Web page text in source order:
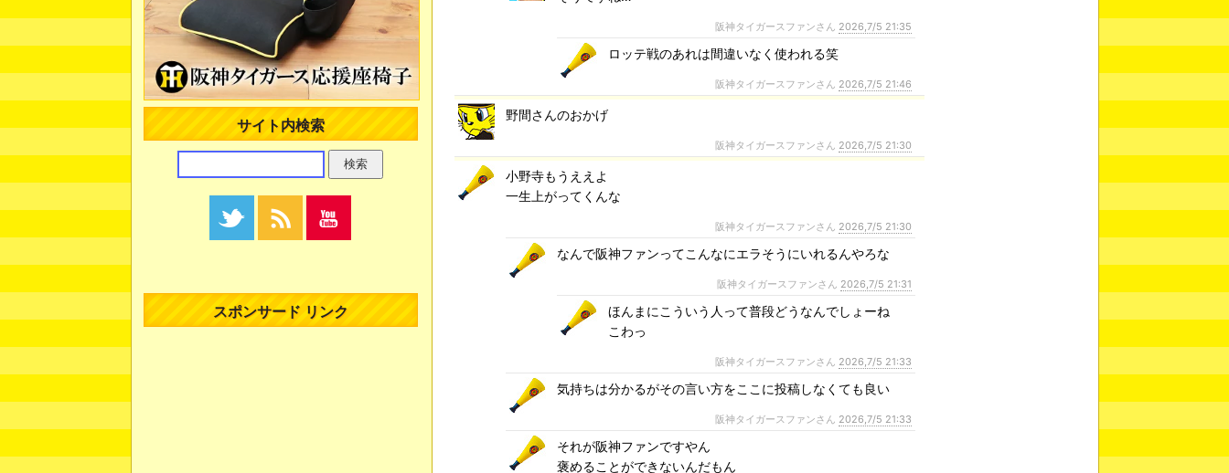
阪神タイガースファンさん 2026,7/5 21:35
ロッテ戦のあれは間違いなく使われる笑
阪神タイガースファンさん 2026,7/5 21:46
野間さんのおかげ
阪神タイガースファンさん 2026,7/5 21:30
小野寺もうええよ
一生上がってくんな
阪神タイガースファンさん 2026,7/5 21:30
なんで阪神ファンってこんなにエラそうにいれるんやろな
阪神タイガースファンさん 2026,7/5 21:31
ほんまにこういう人って普段どうなんでしょーね
こわっ
阪神タイガースファンさん 2026,7/5 21:33
気持ちは分かるがその言い方をここに投稿しなくても良い
阪神タイガースファンさん 2026,7/5 21:33
それが阪神ファンですやん
褒めることができないんだもん
サイト内検索
スポンサード リンク